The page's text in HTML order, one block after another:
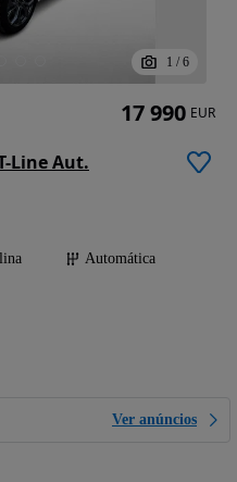
1 / 6
Line Aut.
Automática
Ver anúncios
17 990 EUR